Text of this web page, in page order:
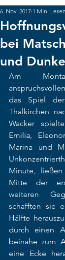
bei
und
6. Nov. 2017 1 Min.
Am
das Spiel
Thalkirchen
Wacker
Emilia,
Marina und
Minute,
Mitte der
weiteren
schafften sie
Hälfte
durch einen
beinahe zum
eine Ecke